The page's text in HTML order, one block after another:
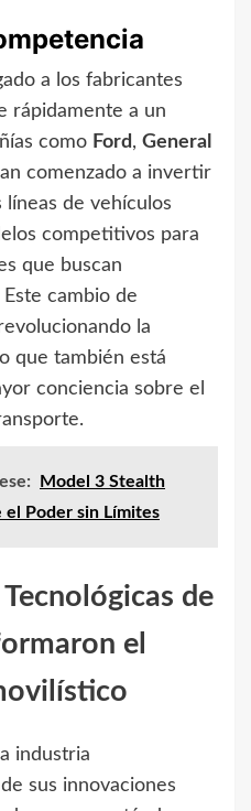
a los fabricantes
rápidamente a un
como Ford, General
comenzado a invertir
líneas de vehículos
competitivos para
que buscan
cambio de
la
que también está
conciencia sobre el
Model 3 Stealth
el Poder sin Límites
de
el
industria
sus innovaciones